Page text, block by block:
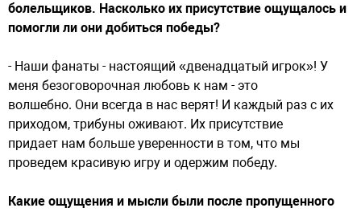
болельщиков. Насколько их присутствие ощущалось и
помогли ли они добиться победы?
- Наши фанаты - настоящий «двенадцатый игрок»! У
меня безоговорочная любовь к нам - это
волшебно. Они всегда в нас верят! И каждый раз с их
приходом, трибуны оживают. Их присутствие
придает нам больше уверенности в том, что мы
проведем красивую игру и одержим победу.
Какие ощущения и мысли были после пропущенного